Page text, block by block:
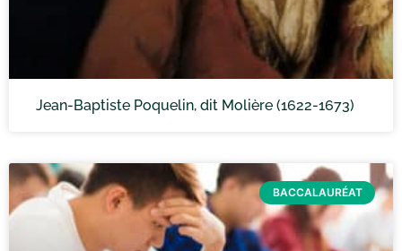
Jean-Baptiste Poquelin, dit Molière (1622-1673)
BACCALAURÉAT